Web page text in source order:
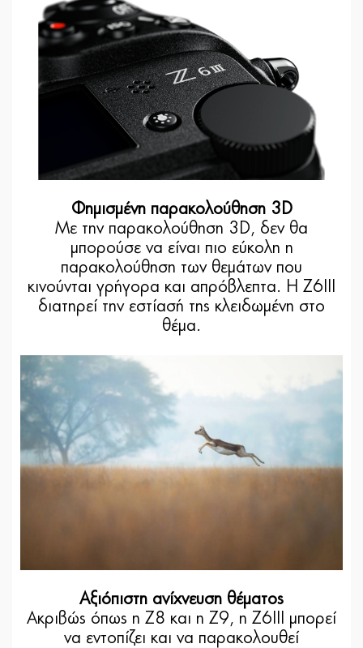
Φημισμένη παρακολούθηση 3D
Με την παρακολούθηση 3D, δεν θα
μπορούσε να είναι πιο εύκολη η
παρακολούθηση των θεμάτων που
κινούνται γρήγορα και απρόβλεπτα. Η Z6III
διατηρεί την εστίασή της κλειδωμένη στο
θέμα.
Αξιόπιστη ανίχνευση θέματος
Ακριβώς όπως η Z8 και η Z9, η Z6III μπορεί
να εντοπίζει και να παρακολουθεί